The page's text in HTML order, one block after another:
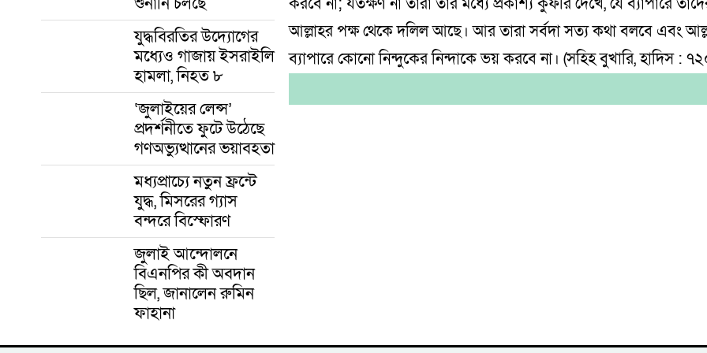
যুদ্ধবিরতির উদ্যোগের
মধ্যেও গাজায় ইসরাইলি
হামলা, নিহত ৮
‘জুলাইয়ের লেন্স’
প্রদর্শনীতে ফুটে উঠেছে
গণঅভ্যুত্থানের ভয়াবহতা
মধ্যপ্রাচ্যে নতুন ফ্রন্টে
যুদ্ধ, মিসরের গ্যাস
বন্দরে বিস্ফোরণ
জুলাই আন্দোলনে
বিএনপির কী অবদান
ছিল, জানালেন রুমিন
ফাহানা
আল্লাহর পক্ষ থেকে দলিল আছে। আর তারা সর্বদা সত্য কথা বলবে এবং
ব্যাপারে কোনো নিন্দুকের নিন্দাকে ভয় করবে না। (সহিহ বুখারি, হাদিস :